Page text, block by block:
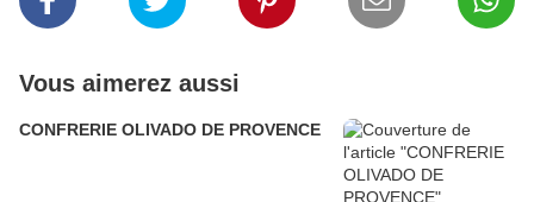
Vous aimerez aussi
CONFRERIE OLIVADO DE PROVENCE